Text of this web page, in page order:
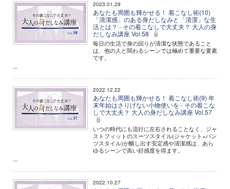
2023.01.29
あなたも周囲も輝かせる！ 着こなし術(10)
「清潔感」のある身だしなみと「清潔」な生
活とは？ - その着こなしで大丈夫？ 大人の身
だしなみ講座 Vol.58
毎日の生活で身の回りが清潔な状態であること
は、他の人と関わるシーンでは極めて重要な要素
です。
...
2022.12.22
あなたも周囲も輝かせる！ 着こなし術(9) 年
末年始はさりげない小物使いを - その着こな
しで大丈夫？ 大人の身だしなみ講座 Vol.57
いつの時代にも流行に左右されることなく、ジャ
ストフィットのスーツスタイル(ジャケット+パン
ツスタイル)が醸し出す安定感や清潔感は、あら
ゆるシーンで高い好感度を得ます。
...
2022.10.27